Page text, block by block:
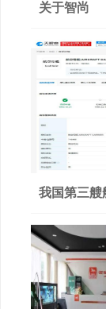
关于智尚
我国第三艘